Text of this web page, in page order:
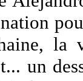
la
un